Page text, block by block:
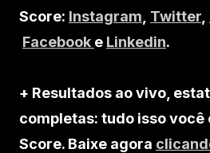
Score: Instagram Twitter
Facebook e Linkedin.
+ Resultados ao vivo,
completas: tudo isso você
Score. Baixe agora